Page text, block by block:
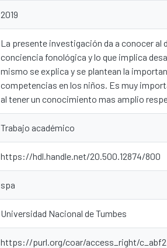
2019
La presente investigación da a conocer al
conciencia fonológica y lo que implica
mismo se explica y se plantean la
competencias en los niños. Es muy
al tener un conocimiento mas amplio
Trabajo académico
https://hdl.handle.net/20.500.12874/800
spa
Universidad Nacional de Tumbes
https://purl.org/coar/access_right/c_abf2